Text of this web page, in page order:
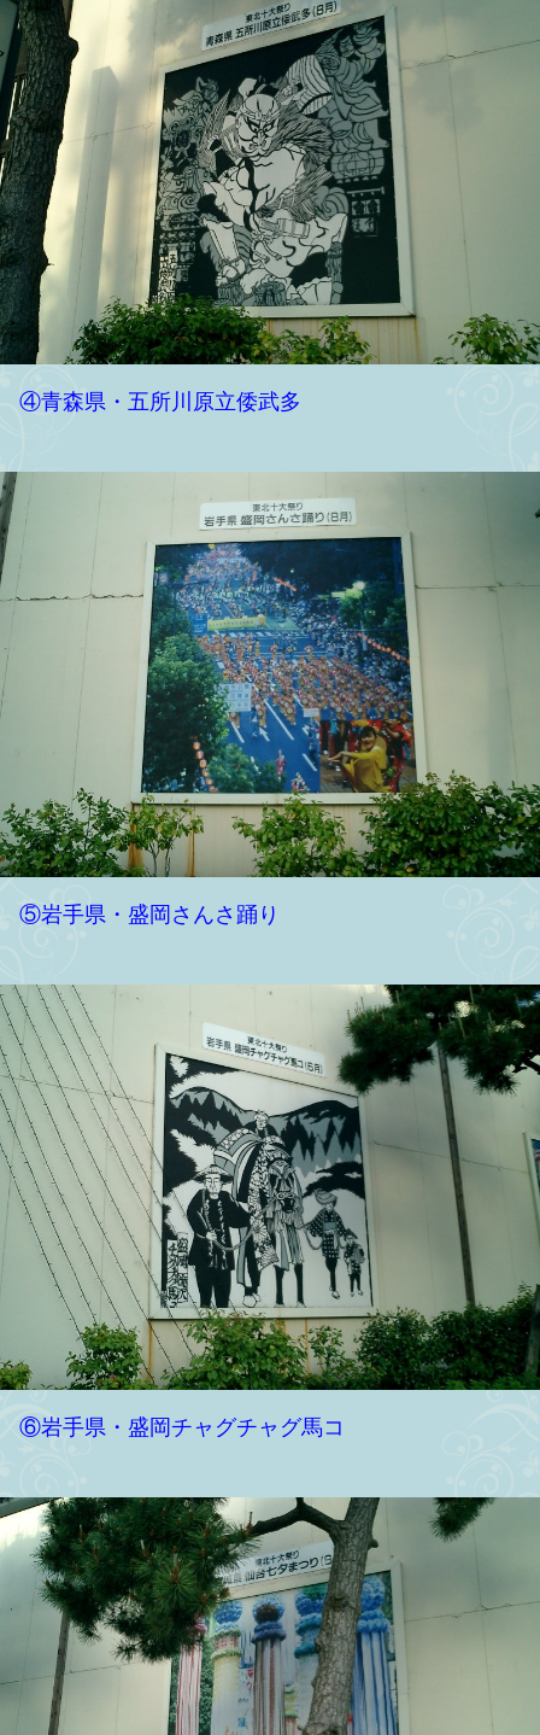
④青森県・五所川原立倭武多
⑤岩手県・盛岡さんさ踊り
⑥岩手県・盛岡チャグチャグ馬コ